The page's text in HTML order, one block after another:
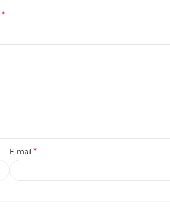
*
E-mail *